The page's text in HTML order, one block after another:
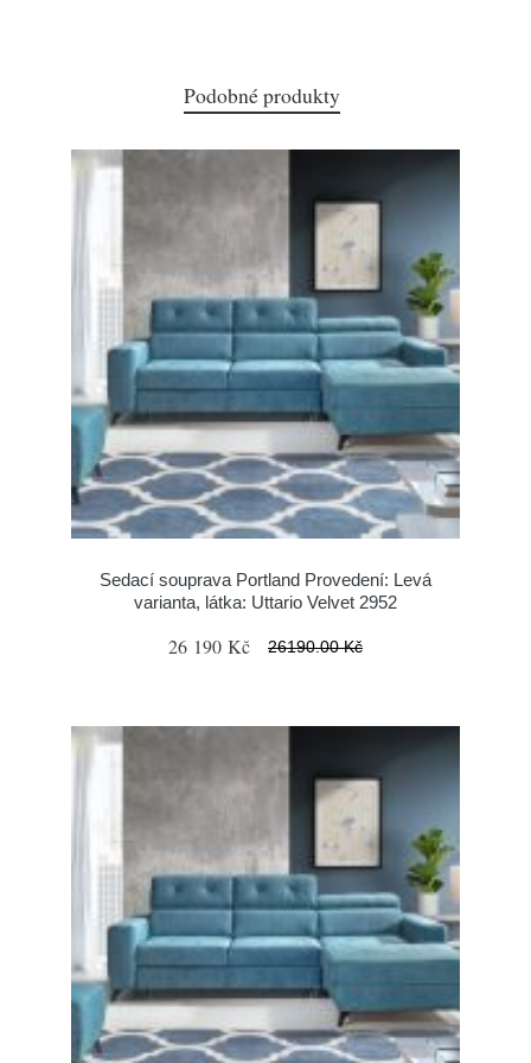
Podobné produkty
Sedací souprava Portland Provedení: Levá
varianta, látka: Uttario Velvet 2952
26 190 Kč 26190.00 Kč